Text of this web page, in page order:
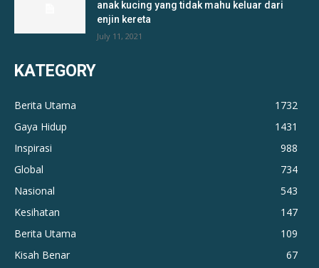
anak kucing yang tidak mahu keluar dari
enjin kereta
July 11, 2021
KATEGORY
Berita Utama
1732
Gaya Hidup
1431
Inspirasi
988
Global
734
Nasional
543
Kesihatan
147
Berita Utama
109
Kisah Benar
67